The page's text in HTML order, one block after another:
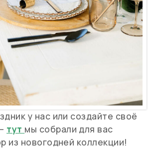
у нас или создайте своё
тут мы собрали для вас
из новогодней коллекции!